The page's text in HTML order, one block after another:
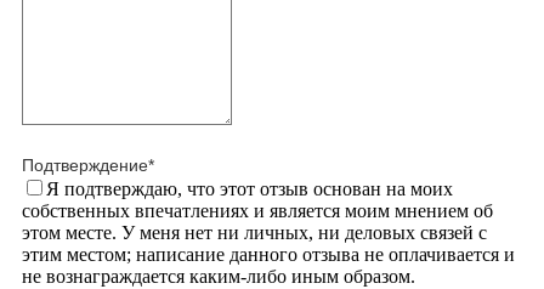
Подтверждение*
Я подтверждаю, что этот отзыв основан на моих
собственных впечатлениях и является моим мнением об
этом месте. У меня нет ни личных, ни деловых связей с
этим местом; написание данного отзыва не оплачивается и
не вознаграждается каким-либо иным образом.